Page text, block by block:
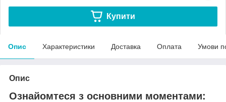
Купити
Опис Характеристики Доставка Оплата Умови
Опис
Ознайомтеся з основними моментами: